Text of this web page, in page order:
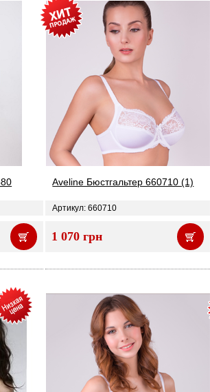
Aveline Бюстгальтер 660710 (1)
Артикул: 660710
1 070 грн